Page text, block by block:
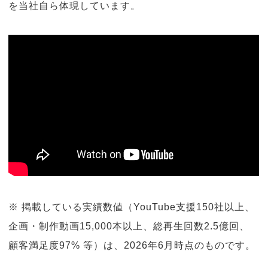
を当社自ら体現しています。
※ 掲載している実績数値（YouTube支援150社以上、
企画・制作動画15,000本以上、総再生回数2.5億回、
顧客満足度97% 等）は、2026年6月時点のものです。